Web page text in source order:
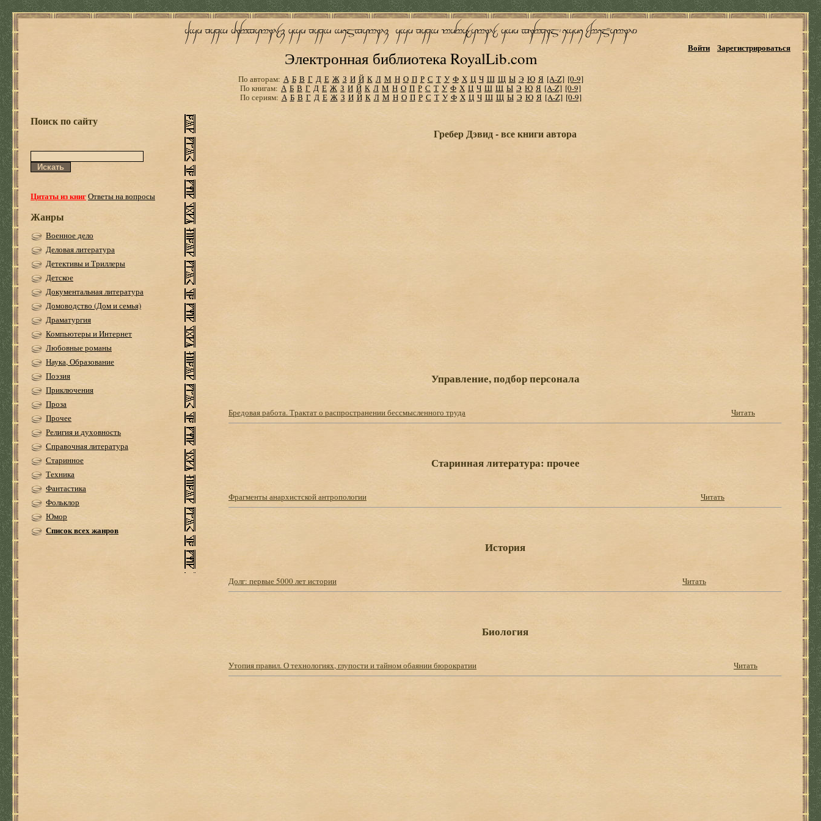
Электронная библиотека RoyalLib.com
Войти Зарегистрироваться
По авторам: А Б В Г Д Е Ж З И Й К Л М Н О П Р С Т У Ф Х Ц Ч Ш Щ Ы Э Ю Я [A-Z] [0-9]
По книгам: А Б В Г Д Е Ж З И Й К Л М Н О П Р С Т У Ф Х Ц Ч Ш Щ Ы Э Ю Я [A-Z] [0-9]
По сериям: А Б В Г Д Е Ж З И Й К Л М Н О П Р С Т У Ф Х Ц Ч Ш Щ Ы Э Ю Я [A-Z] [0-9]
Поиск по сайту
Цитаты из книгОтветы на вопросы
Жанры
Военное дело
Деловая литература
Детективы и Триллеры
Детское
Документальная литература
Домоводство (Дом и семья)
Драматургия
Компьютеры и Интернет
Любовные романы
Наука, Образование
Поэзия
Приключения
Проза
Прочее
Религия и духовность
Справочная литература
Старинное
Техника
Фантастика
Фольклор
Юмор
Список всех жанров
Гребер Дэвид - все книги автора
Управление, подбор персонала
Бредовая работа. Трактат о распространении бессмысленного труда Читать
Старинная литература: прочее
Фрагменты анархистской антропологии Читать
История
Долг: первые 5000 лет истории Читать
Биология
Утопия правил. О технологиях, глупости и тайном обаянии бюрократии Читать